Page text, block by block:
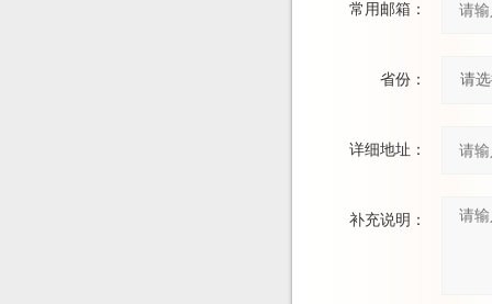
常用邮箱：
省份：
详细地址：
补充说明：